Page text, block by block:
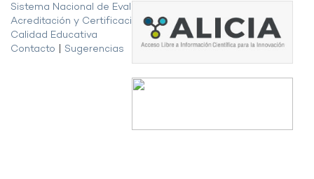
Sistema Nacional de Evaluación,
Acreditación y Certificación de la
Calidad Educativa
Contacto
Sugerencias